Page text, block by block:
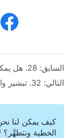
السابق: 28. هل يمكن للوالدين تغيير مصير أبنائهم؟
التالي: 32. تبشير والدي بالإنجيل
كيف يمكن لنا
الخطية ونتطهَّر؟